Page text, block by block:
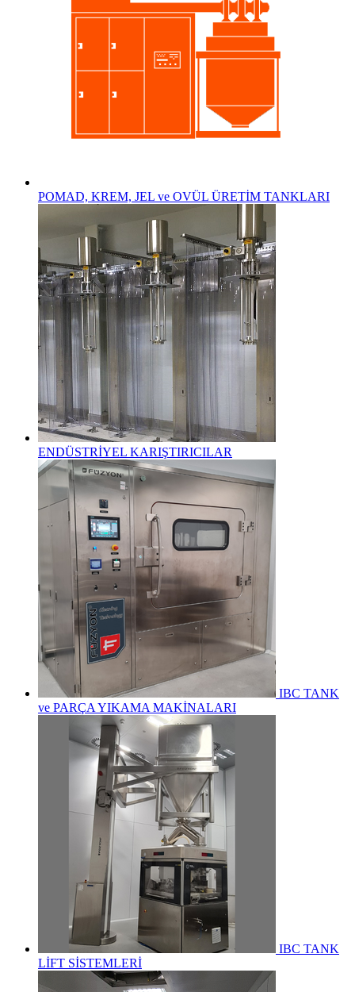
POMAD, KREM, JEL ve OVÜL ÜRETİM TANKLARI
ENDÜSTRİYEL KARIŞTIRICILAR
IBC TANK
ve PARÇA YIKAMA MAKİNALARI
IBC TANK
LİFT SİSTEMLERİ